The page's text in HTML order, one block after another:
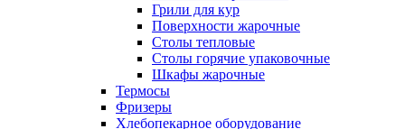
Грили для кур
Поверхности жарочные
Столы тепловые
Столы горячие упаковочные
Шкафы жарочные
Термосы
Фризеры
Хлебопекарное оборудование